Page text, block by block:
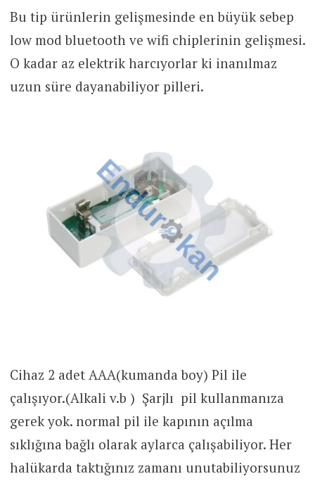
Bu tip ürünlerin gelişmesinde en büyük sebep
low mod bluetooth ve wifi chiplerinin gelişmesi.
O kadar az elektrik harcıyorlar ki inanılmaz
uzun süre dayanabiliyor pilleri.
Cihaz 2 adet AAA(kumanda boy) Pil ile
çalışıyor.(Alkali v.b ) Şarjlı pil kullanmanıza
gerek yok. normal pil ile kapının açılma
sıklığına bağlı olarak aylarca çalışabiliyor. Her
halükarda taktığınız zamanı unutabiliyorsunuz